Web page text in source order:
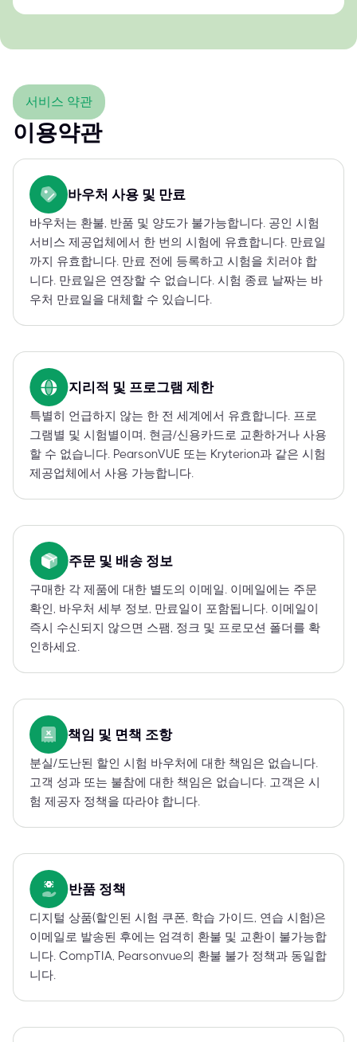
서비스 약관
이용약관
바우처 사용 및 만료
바우처는 환불, 반품 및 양도가 불가능합니다. 공인 시험
서비스 제공업체에서 한 번의 시험에 유효합니다. 만료일
까지 유효합니다. 만료 전에 등록하고 시험을 치러야 합
니다. 만료일은 연장할 수 없습니다. 시험 종료 날짜는 바
우처 만료일을 대체할 수 있습니다.
지리적 및 프로그램 제한
특별히 언급하지 않는 한 전 세계에서 유효합니다. 프로
그램별 및 시험별이며, 현금/신용카드로 교환하거나 사용
할 수 없습니다. PearsonVUE 또는 Kryterion과 같은 시험
제공업체에서 사용 가능합니다.
주문 및 배송 정보
구매한 각 제품에 대한 별도의 이메일. 이메일에는 주문
확인, 바우처 세부 정보, 만료일이 포함됩니다. 이메일이
즉시 수신되지 않으면 스팸, 정크 및 프로모션 폴더를 확
인하세요.
책임 및 면책 조항
분실/도난된 할인 시험 바우처에 대한 책임은 없습니다.
고객 성과 또는 불참에 대한 책임은 없습니다. 고객은 시
험 제공자 정책을 따라야 합니다.
반품 정책
디지털 상품(할인된 시험 쿠폰, 학습 가이드, 연습 시험)은
이메일로 발송된 후에는 엄격히 환불 및 교환이 불가능합
니다. CompTIA, Pearsonvue의 환불 불가 정책과 동일합
니다.